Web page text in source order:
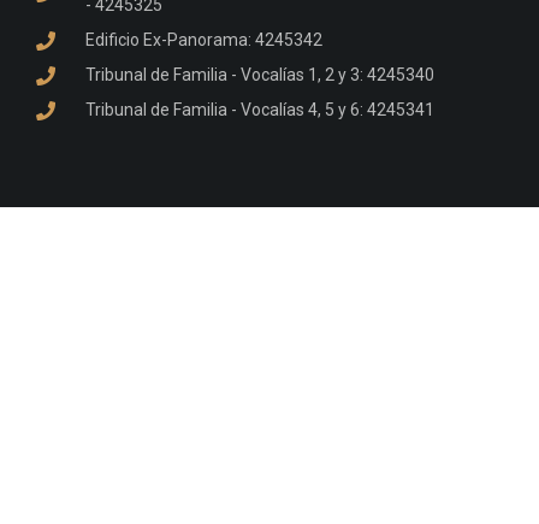
- 4245325
Edificio Ex-Panorama: 4245342
Tribunal de Familia - Vocalías 1, 2 y 3: 4245340
Tribunal de Familia - Vocalías 4, 5 y 6: 4245341